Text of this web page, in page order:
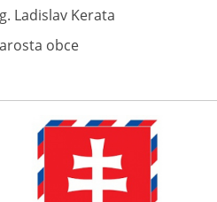
Ladislav Kerata
obce